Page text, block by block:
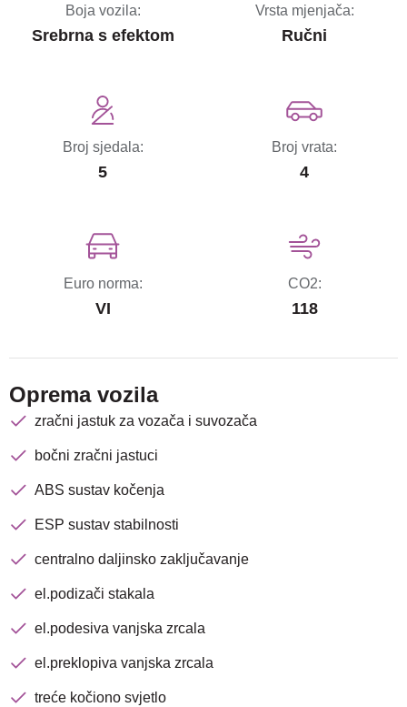
Boja vozila:
Srebrna s efektom
Vrsta mjenjača:
Ručni
Broj sjedala:
5
Broj vrata:
4
Euro norma:
VI
CO2:
118
Oprema vozila
zračni jastuk za vozača i suvozača
bočni zračni jastuci
ABS sustav kočenja
ESP sustav stabilnosti
centralno daljinsko zaključavanje
el.podizači stakala
el.podesiva vanjska zrcala
el.preklopiva vanjska zrcala
treće kočiono svjetlo